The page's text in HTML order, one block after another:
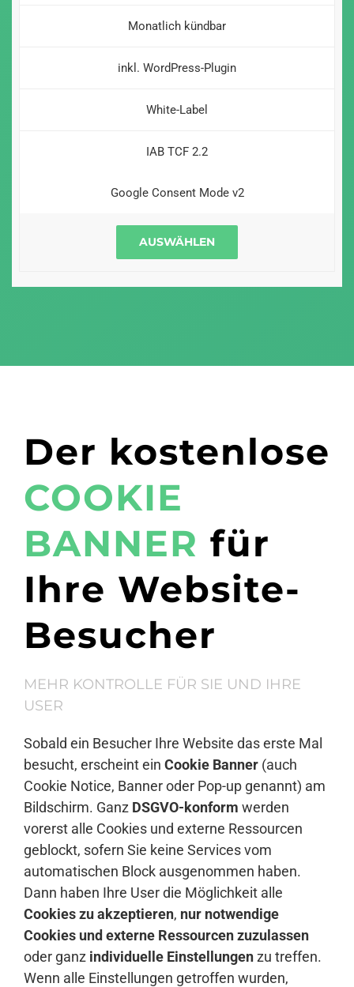
Monatlich kündbar
inkl. WordPress-Plugin
White-Label
IAB TCF 2.2
Google Consent Mode v2
AUSWÄHLEN
Der kostenlose
COOKIE
BANNER für
Ihre Website-
Besucher
MEHR KONTROLLE FÜR SIE UND IHRE
USER
Sobald ein Besucher Ihre Website das erste Mal
besucht, erscheint ein Cookie Banner (auch
Cookie Notice, Banner oder Pop-up genannt) am
Bildschirm. Ganz DSGVO-konform werden
vorerst alle Cookies und externe Ressourcen
geblockt, sofern Sie keine Services vom
automatischen Block ausgenommen haben.
Dann haben Ihre User die Möglichkeit alle
Cookies zu akzeptieren, nur notwendige
Cookies und externe Ressourcen zuzulassen
oder ganz individuelle Einstellungenzu treffen.
Wenn alle Einstellungen getroffen wurden,